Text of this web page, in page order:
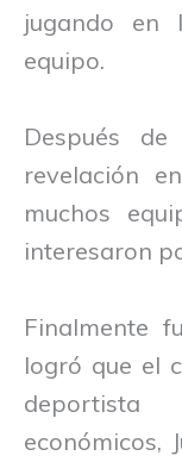
jugando en
equipo.
Después
revelación
muchos
interesaron
Finalmente
logró que el
deportista
económicos,